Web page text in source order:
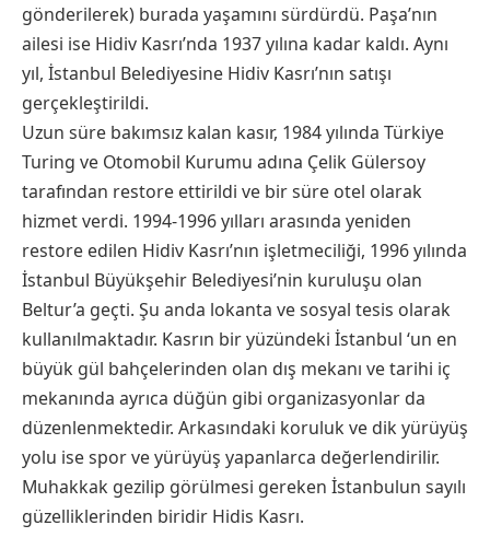
gönderilerek) burada yaşamını sürdürdü. Paşa’nın
ailesi ise Hidiv Kasrı’nda 1937 yılına kadar kaldı. Aynı
yıl, İstanbul Belediyesine Hidiv Kasrı’nın satışı
gerçekleştirildi.
Uzun süre bakımsız kalan kasır, 1984 yılında Türkiye
Turing ve Otomobil Kurumu adına Çelik Gülersoy
tarafından restore ettirildi ve bir süre otel olarak
hizmet verdi. 1994-1996 yılları arasında yeniden
restore edilen Hidiv Kasrı’nın işletmeciliği, 1996 yılında
İstanbul Büyükşehir Belediyesi’nin kuruluşu olan
Beltur’a geçti. Şu anda lokanta ve sosyal tesis olarak
kullanılmaktadır. Kasrın bir yüzündeki İstanbul ‘un en
büyük gül bahçelerinden olan dış mekanı ve tarihi iç
mekanında ayrıca düğün gibi organizasyonlar da
düzenlenmektedir. Arkasındaki koruluk ve dik yürüyüş
yolu ise spor ve yürüyüş yapanlarca değerlendirilir.
Muhakkak gezilip görülmesi gereken İstanbulun sayılı
güzelliklerinden biridir Hidis Kasrı.